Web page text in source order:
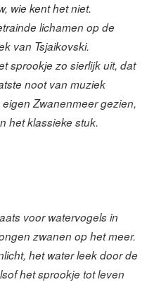
wie kent het niet.
lichamen op de
van Tsjaikovski.
sprookje zo sierlijk uit, dat
noot van muziek
Zwanenmeer gezien,
het klassieke stuk.
voor watervogels in
zwanen op het meer.
het water leek door de
het sprookje tot leven